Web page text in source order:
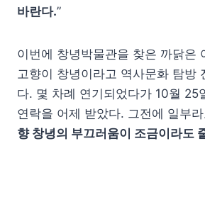
바란다.”
이번에 창녕박물관을 찾은 까닭은
고향이 창녕이라고 역사문화 탐방
다. 몇 차례 연기되었다가 10월 25
연락을 어제 받았다. 그전에 일부
향 창녕의 부끄러움이 조금이라도